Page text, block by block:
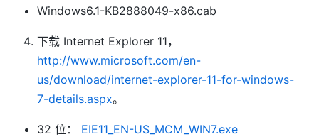
Windows6.1-KB2888049-x86.cab
下载 Internet Explorer 11，
http://www.microsoft.com/en-
us/download/internet-explorer-11-for-windows-
7-details.aspx。
32 位： EIE11_EN-US_MCM_WIN7.exe